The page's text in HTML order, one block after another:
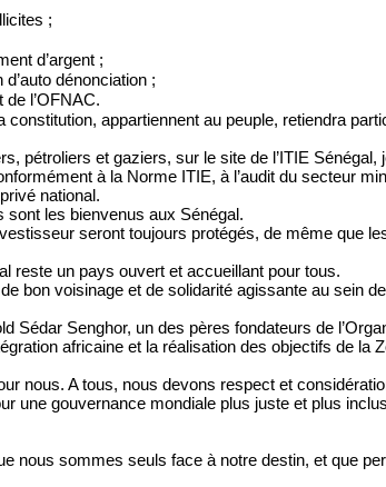
;
d’argent ;
dénonciation ;
l’OFNAC.
appartiennent au peuple, retiendra
pétroliers et gaziers, sur le site de l’ITIE Sénégal,
à la Norme ITIE, à l’audit du secteur
national.
sont les bienvenus aux Sénégal.
seront toujours protégés, de même que
reste un pays ouvert et accueillant pour tous.
bon voisinage et de solidarité agissante au sein
Sédar Senghor, un des pères fondateurs de
africaine et la réalisation des objectifs de la
nous. A tous, nous devons respect et
une gouvernance mondiale plus juste et plus
nous sommes seuls face à notre destin, et que